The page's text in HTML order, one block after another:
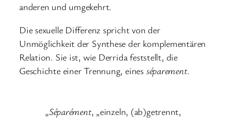
anderen und umgekehrt.
Die sexuelle Differenz spricht von der
Unmöglichkeit der Synthese der komplementären
Relation. Sie ist, wie Derrida feststellt, die
Geschichte einer Trennung, eines séparement.
„Séparément, „einzeln, (ab)getrennt,